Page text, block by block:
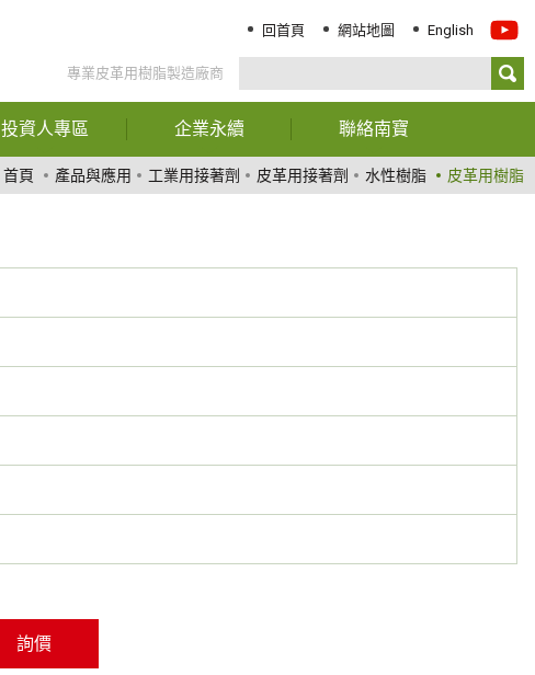
回首頁 網站地圖 English
專業皮革用樹脂製造廠商
投資人專區
財務資訊
股東專欄
公司治理
重大訊息
企業永續
報告書下載
ESG關鍵績效指標
永續治理
創新與服務
責任化學品管理
環境
員工
客戶關係
聯絡南寶
聯絡我們
首頁 產品與應用 工業用接著劑 皮革用接著劑 水性樹脂 皮革用樹脂
詢價